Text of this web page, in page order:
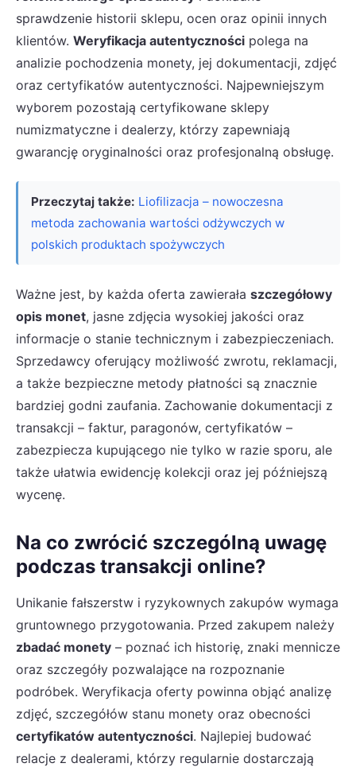
sprawdzenie historii sklepu, ocen oraz opinii innych
klientów. Weryfikacja autentyczności polega na
analizie pochodzenia monety, jej dokumentacji, zdjęć
oraz certyfikatów autentyczności. Najpewniejszym
wyborem pozostają certyfikowane sklepy
numizmatyczne i dealerzy, którzy zapewniają
gwarancję oryginalności oraz profesjonalną obsługę.
Przeczytaj także: Liofilizacja – nowoczesna
metoda zachowania wartości odżywczych w
polskich produktach spożywczych
Ważne jest, by każda oferta zawierała szczegółowy
opis monet, jasne zdjęcia wysokiej jakości oraz
informacje o stanie technicznym i zabezpieczeniach.
Sprzedawcy oferujący możliwość zwrotu, reklamacji,
a także bezpieczne metody płatności są znacznie
bardziej godni zaufania. Zachowanie dokumentacji z
transakcji – faktur, paragonów, certyfikatów –
zabezpiecza kupującego nie tylko w razie sporu, ale
także ułatwia ewidencję kolekcji oraz jej późniejszą
wycenę.
Na co zwrócić szczególną uwagę
podczas transakcji online?
Unikanie fałszerstw i ryzykownych zakupów wymaga
gruntownego przygotowania. Przed zakupem należy
zbadać monety – poznać ich historię, znaki mennicze
oraz szczegóły pozwalające na rozpoznanie
podróbek. Weryfikacja oferty powinna objąć analizę
zdjęć, szczegółów stanu monety oraz obecności
certyfikatów autentyczności. Najlepiej budować
relacje z dealerami, którzy regularnie dostarczają